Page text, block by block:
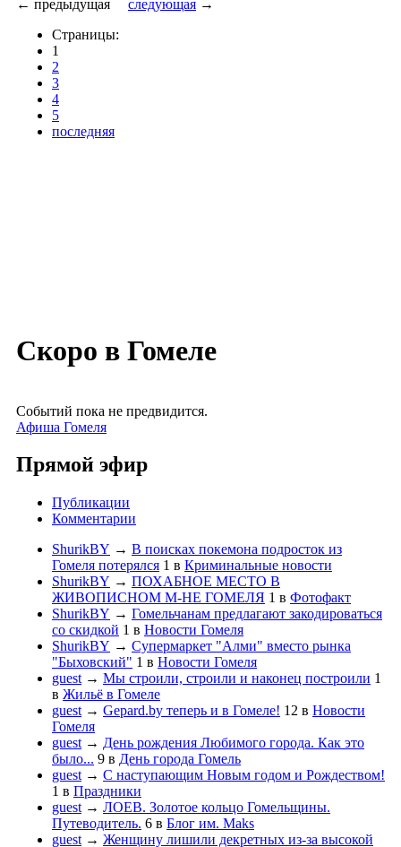
← предыдущая следующая →
Страницы:
1
2
3
4
5
последняя
Скоро в Гомеле
Событий пока не предвидится.
Афиша Гомеля
Прямой эфир
Публикации
Комментарии
ShurikBY → В поисках покемона подросток из
Гомеля потерялся 1 в Криминальные новости
ShurikBY → ПОХАБНОЕ МЕСТО В
ЖИВОПИСНОМ М-НЕ ГОМЕЛЯ 1 в Фотофакт
ShurikBY → Гомельчанам предлагают закодироваться
со скидкой 1 в Новости Гомеля
ShurikBY → Супермаркет "Алми" вместо рынка
"Быховский" 1 в Новости Гомеля
guest → Мы строили, строили и наконец построили 1
в Жильё в Гомеле
guest → Gepard.by теперь и в Гомеле! 12 в Новости
Гомеля
guest → День рождения Любимого города. Как это
было... 9 в День города Гомель
guest → С наступающим Новым годом и Рождеством!
1 в Праздники
guest → ЛОЕВ. Золотое кольцо Гомельщины.
Путеводитель. 6 в Блог им. Maks
guest → Женщину лишили декретных из-за высокой